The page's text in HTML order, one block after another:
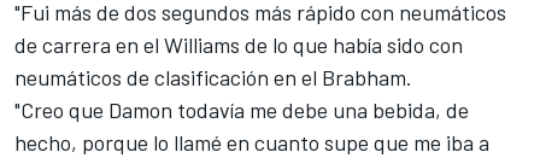
"Fui más de dos segundos más rápido con neumáticos
de carrera en el Williams de lo que había sido con
neumáticos de clasificación en el Brabham.
"Creo que Damon todavía me debe una bebida, de
hecho, porque lo llamé en cuanto supe que me iba a